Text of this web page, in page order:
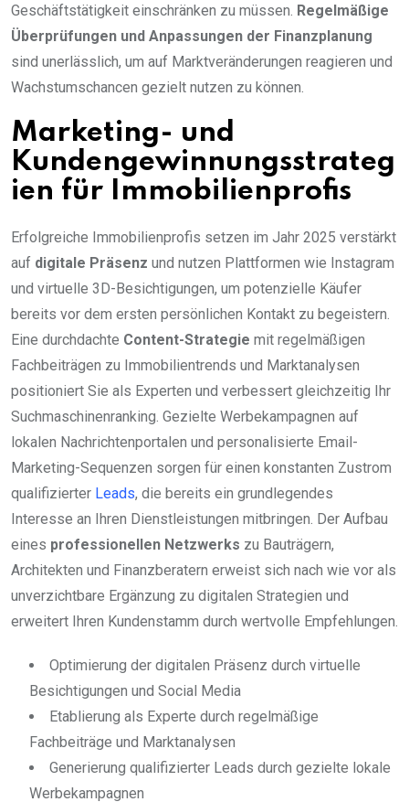
Geschäftstätigkeit einschränken zu müssen. Regelmäßige
Überprüfungen und Anpassungen der Finanzplanung
sind unerlässlich, um auf Marktveränderungen reagieren und
Wachstumschancen gezielt nutzen zu können.
Marketing- und
Kundengewinnungsstrateg
ien für Immobilienprofis
Erfolgreiche Immobilienprofis setzen im Jahr 2025 verstärkt
auf digitale Präsenz und nutzen Plattformen wie Instagram
und virtuelle 3D-Besichtigungen, um potenzielle Käufer
bereits vor dem ersten persönlichen Kontakt zu begeistern.
Eine durchdachte Content-Strategie mit regelmäßigen
Fachbeiträgen zu Immobilientrends und Marktanalysen
positioniert Sie als Experten und verbessert gleichzeitig Ihr
Suchmaschinenranking. Gezielte Werbekampagnen auf
lokalen Nachrichtenportalen und personalisierte Email-
Marketing-Sequenzen sorgen für einen konstanten Zustrom
qualifizierter Leads, die bereits ein grundlegendes
Interesse an Ihren Dienstleistungen mitbringen. Der Aufbau
eines professionellen Netzwerks zu Bauträgern,
Architekten und Finanzberatern erweist sich nach wie vor als
unverzichtbare Ergänzung zu digitalen Strategien und
erweitert Ihren Kundenstamm durch wertvolle Empfehlungen.
Optimierung der digitalen Präsenz durch virtuelle
Besichtigungen und Social Media
Etablierung als Experte durch regelmäßige
Fachbeiträge und Marktanalysen
Generierung qualifizierter Leads durch gezielte lokale
Werbekampagnen